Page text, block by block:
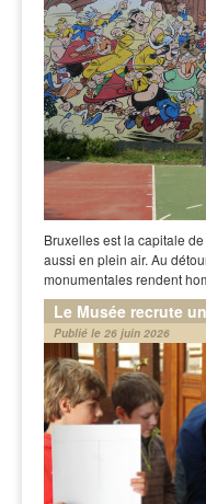
Bruxelles est la capitale
aussi en plein air. Au
monumentales rendent
Le Musée recrute
Publié le 26 juin 2026